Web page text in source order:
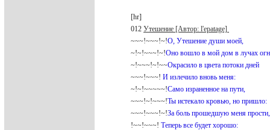
[hr]
012 Утешение [Автор: l'epatage]
~~~!~~~!~!О, Утешение души моей,
~!~!~~~!~!Оно вошло в мой дом в лучах
~!~~~!~!~~Окрасило в цвета потоки дней
~~~!~~~! И излечило вновь меня:
~!~!~~~~~!Само израненное на пути,
~~~!~!~~~!Ты истекало кровью, но пришло:
~~~!~~~!~!За боль прошедшую меня прости,
!~~!~~~! Теперь все будет хорошо: